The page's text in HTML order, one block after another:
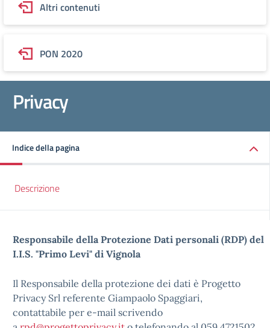
Altri contenuti
PON 2020
Privacy
Indice della pagina
Descrizione
Responsabile della Protezione Dati personali (RDP) del
I.I.S. "Primo Levi" di Vignola
Il Responsabile della protezione dei dati è Progetto
Privacy Srl referente Giampaolo Spaggiari,
contattabile per e-mail scrivendo